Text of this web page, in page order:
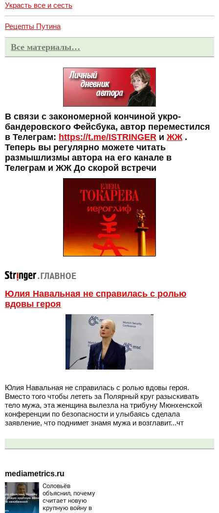
Украсть все и сесть
Рецепты Путина
Все материалы…
В связи с закономерной кончиной укро-
бандеровского Фейсбука, автор переместился
в Телеграм: https://t.me/ISTRINGER и ЖЖ .
Теперь вы регулярно можете читать
размышлизмы автора на его канале в
Телеграм и ЖЖ До скорой встречи
Юлия Навальная не справилась с ролью
вдовы героя
Юлия Навальная не справилась с ролью вдовы героя.
Вместо того чтобы лететь за Полярный круг разыскивать
тело мужа, эта женщина вылезла на трибуну Мюнхенской
конференции по безопасности и улыбаясь сделала
заявление, что поднимет знамя мужа и возглавит...чт
mediametrics.ru
Соловьёв
объяснил, почему
считает новую
крупную войну в